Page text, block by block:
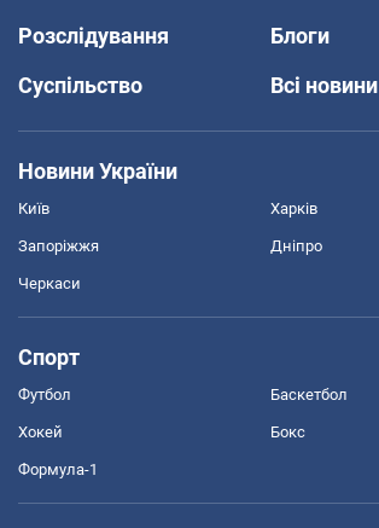
Розслідування
Блоги
Суспільство
Всі новини
Новини України
Київ Харків
Запоріжжя Дніпро
Черкаси
Спорт
Футбол Баскетбол
Хокей Бокс
Формула-1